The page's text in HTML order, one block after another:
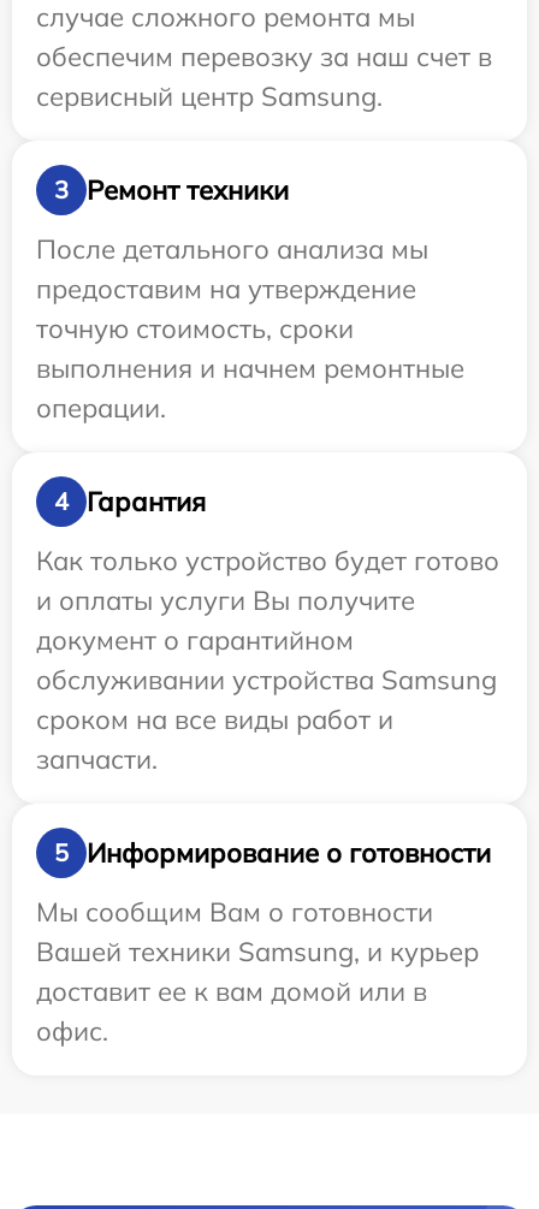
случае сложного ремонта мы
обеспечим перевозку за наш счет в
сервисный центр Samsung.
3
Ремонт техники
После детального анализа мы
предоставим на утверждение
точную стоимость, сроки
выполнения и начнем ремонтные
операции.
4
Гарантия
Как только устройство будет готово
и оплаты услуги Вы получите
документ о гарантийном
обслуживании устройства Samsung
сроком на все виды работ и
запчасти.
5
Информирование о готовности
Мы сообщим Вам о готовности
Вашей техники Samsung, и курьер
доставит ее к вам домой или в
офис.